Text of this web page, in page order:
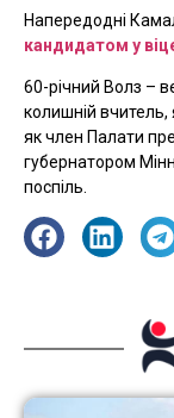
Напередодні
кандидатом у
60-річний Волз –
колишній вчитель,
як член Палати
губернатором
поспіль.